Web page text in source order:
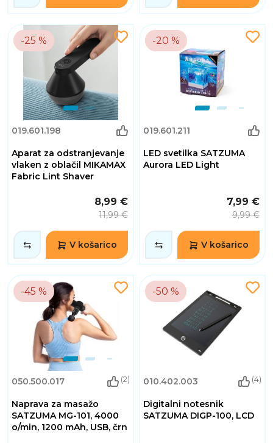
-25 %
019.601.198
Aparat za odstranjevanje
vlaken z oblačil MIKAMAX
Fabric Lint Shaver
8,99 €
11,99 €
V košarico
-20 %
019.601.211
LED svetilka SATZUMA
Aurora LED Light
7,99 €
9,99 €
V košarico
-45 %
050.500.017 (2)
Naprava za masažo
SATZUMA MG-101, 4000
o/min, 1200 mAh, USB, črn
-50 %
010.402.003 (4)
Digitalni notesnik
SATZUMA DIGP-100, LCD